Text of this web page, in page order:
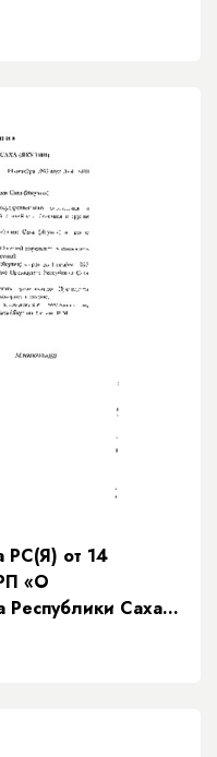
РС(Я) от 14
«О
Республики Саха